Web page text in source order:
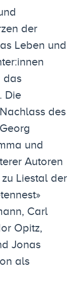
der
Leben und
das
Die
des
und
Autoren
Liestal der
Carl
Opitz,
Jonas
als